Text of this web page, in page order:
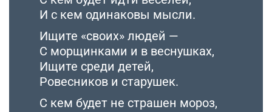
И с кем одинаковы мысли.
Ищите «своих» людей —
С морщинками и в веснушках,
Ищите среди детей,
Ровесников и старушек.
С кем будет не страшен мороз,